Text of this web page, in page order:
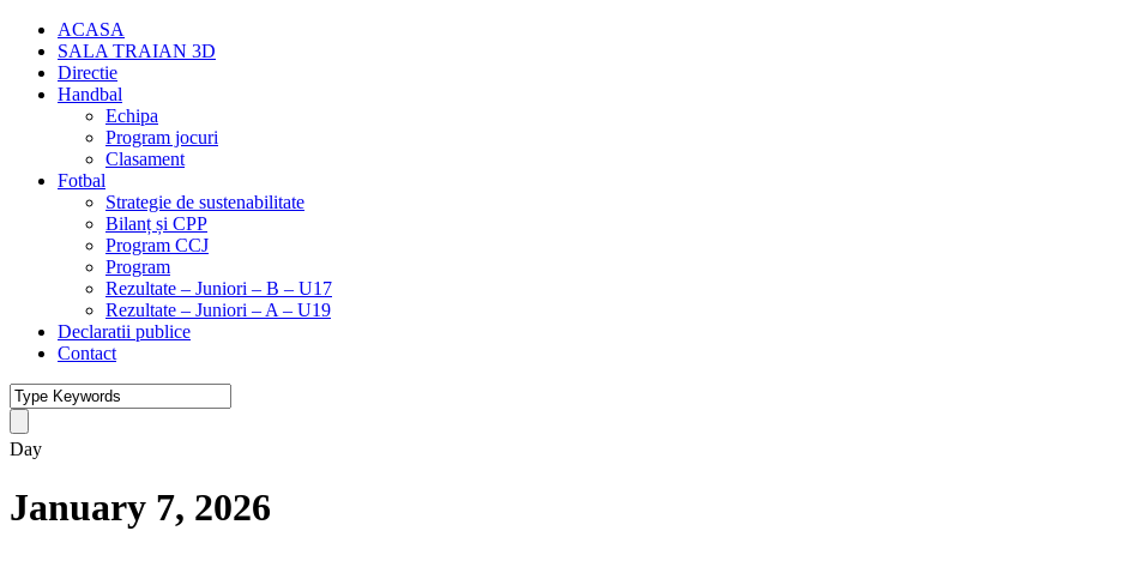
ACASA
SALA TRAIAN 3D
Directie
Handbal
Echipa
Program jocuri
Clasament
Fotbal
Strategie de sustenabilitate
Bilanț și CPP
Program CCJ
Program
Rezultate – Juniori – B – U17
Rezultate – Juniori – A – U19
Declaratii publice
Contact
Day
January 7, 2026